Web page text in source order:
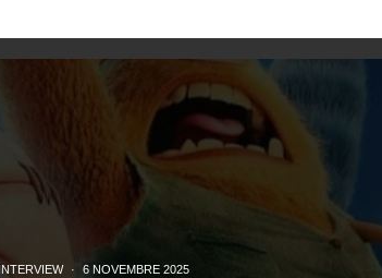
INTERVIEW · 6 NOVEMBRE 2025